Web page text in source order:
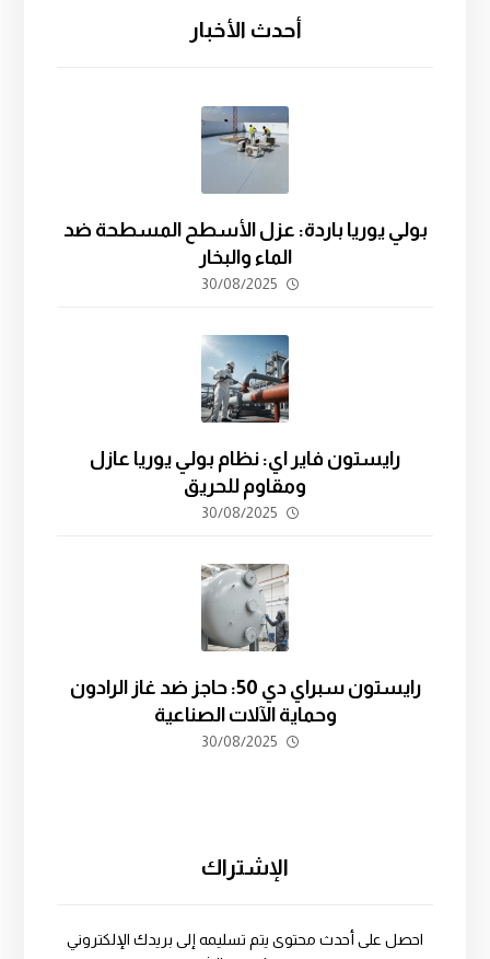
أحدث الأخبار
بولي يوريا باردة: عزل الأسطح المسطحة ضد
الماء والبخار
30/08/2025
رايستون فاير اي: نظام بولي يوريا عازل
ومقاوم للحريق
30/08/2025
رايستون سبراي دي 50: حاجز ضد غاز الرادون
وحماية الآلات الصناعية
30/08/2025
الإشتراك
احصل على أحدث محتوى يتم تسليمه إلى بريدك الإلكتروني